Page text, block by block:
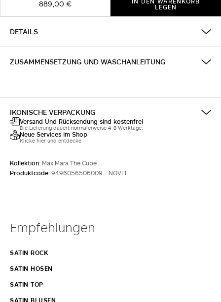
889,00 €
LEGEN
DETAILS
ZUSAMMENSETZUNG UND WASCHANLEITUNG
IKONISCHE VERPACKUNG
Versand Und Rücksendung sind kostenfrei
Die Lieferung dauert normalerweise 4-8 Werktage.
Neue Services im Shop
Klicke hier und entdecke
Kollektion: Max Mara The Cube
Produktcode:9496056506009 - NOVEF
Empfehlungen
SATIN ROCK
SATIN HOSEN
SATIN TOP